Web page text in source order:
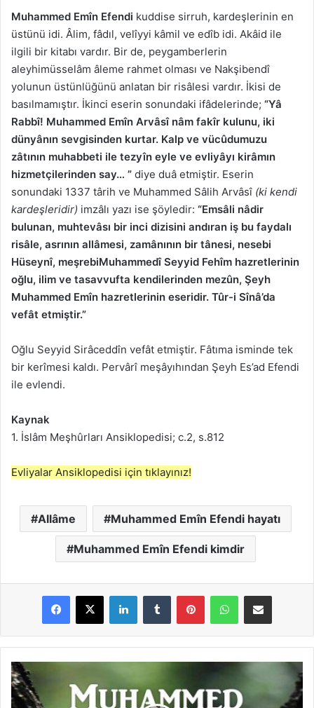
Muhammed Emîn Efendi kuddise sirruh, kardeşlerinin en
üstünü idi. Âlim, fâdıl, velîyyi kâmil ve edîb idi. Akâid ile
ilgili bir kitabı vardır. Bir de, peygamberlerin
aleyhimüsselâm âleme rahmet olması ve Nakşibendî
yolunun üstünlüğünü anlatan bir risâlesi vardır. İkisi de
basılmamıştır. İkinci eserin sonundaki ifâdelerinde; “Yâ
Rabbî! Muhammed Emîn Arvâsî nâm fakîr kulunu, iki
dünyânın sevgisinden kurtar. Kalp ve vücûdumuzu
zâtının muhabbeti ile tezyîn eyle ve evliyâyı kirâmın
hizmetçilerinden say… ” diye duâ etmiştir. Eserin
sonundaki 1337 târih ve Muhammed Sâlih Arvâsî (ki kendi
kardeşleridir) imzâlı yazı ise şöyledir: “Emsâli nâdir
bulunan, muhtevâsı bir inci dizisini andıran iş bu faydalı
risâle, asrının allâmesi, zamânının bir tânesi, nesebi
Hüseynî, meşrebiMuhammedî Seyyid Fehîm hazretlerinin
oğlu, ilim ve tasavvufta kendilerinden mezûn, Şeyh
Muhammed Emîn hazretlerinin eseridir. Tûr-i Sînâ’da
vefât etmiştir.”
Oğlu Seyyid Sirâceddîn vefât etmiştir. Fâtıma isminde tek
bir kerîmesi kaldı. Pervârî meşâyıhından Şeyh Es’ad Efendi
ile evlendi.
Kaynak
1. İslâm Meşhûrları Ansiklopedisi; c.2, s.812
Evliyalar Ansiklopedisi için tıklayınız!
Allâme Muhammed Emîn Efendi hayatı
Muhammed Emîn Efendi kimdir
M
u
h